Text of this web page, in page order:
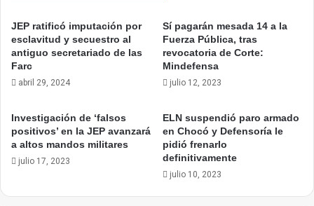
JEP ratificó imputación por
esclavitud y secuestro al
antiguo secretariado de las
Farc
abril 29, 2024
Sí pagarán mesada 14 a la
Fuerza Pública, tras
revocatoria de Corte:
Mindefensa
julio 12, 2023
Investigación de ‘falsos
positivos’ en la JEP avanzará
a altos mandos militares
julio 17, 2023
ELN suspendió paro armado
en Chocó y Defensoría le
pidió frenarlo
definitivamente
julio 10, 2023